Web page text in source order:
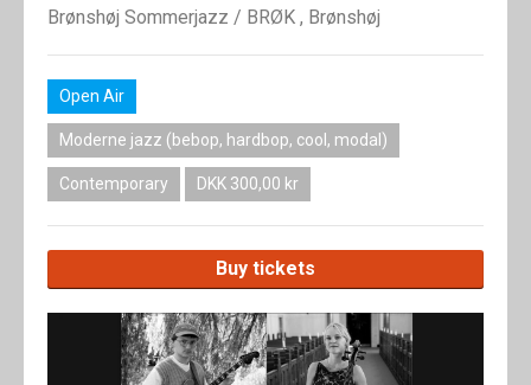
Brønshøj Sommerjazz / BRØK , Brønshøj
Open Air
Moderne jazz (bebop, hardbop, cool, modal)
Contemporary DKK 300,00 kr
Buy tickets